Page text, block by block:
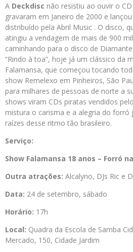
A Deckdisc não resistiu ao ouvir o
gravaram em Janeiro de 2000 e
distribuído pela Abril Music . O disco,
atingiu a vendagem de mais de 900
caminhando para o disco de
“Rindo à toa”, hoje já um clássico da
Falamansa, que começou tocando
show Remelexo em Pinheiros, São
para milhares de pessoas de norte a
shows viram CDs piratas vendidos
mistura o carisma e a alegria do forró
raízes desse ritmo tão brasileiro.
Serviço:
Show Falamansa 18 anos – Forró
Outra atrações: Alcalyno, DJs Ric e
Data: 24 de setembro, sábado
Horário: 17h
Local: Quadra da Escola de Samba
Mercado, 150, Cidade Jardim